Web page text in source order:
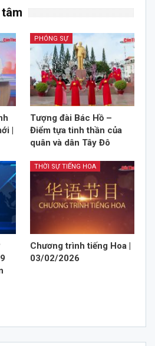
|
PHÓNG SỰ
Tượng đài Bác Hồ –
Điểm tựa tinh thần của
quân và dân Tây Đô
THỜI SỰ TIẾNG HOA
Chương trình tiếng Hoa |
03/02/2026